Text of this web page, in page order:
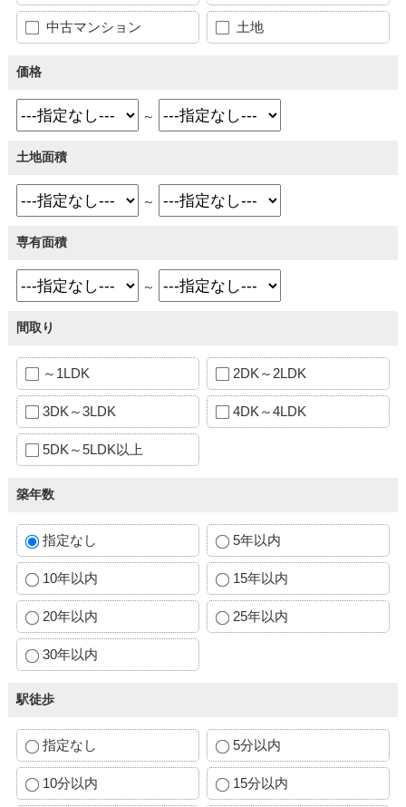
中古マンション 土地
価格
～
土地面積
～
専有面積
～
間取り
～1LDK 2DK～2LDK
3DK～3LDK 4DK～4LDK
5DK～5LDK以上
築年数
指定なし 5年以内
10年以内 15年以内
20年以内 25年以内
30年以内
駅徒歩
指定なし 5分以内
10分以内 15分以内